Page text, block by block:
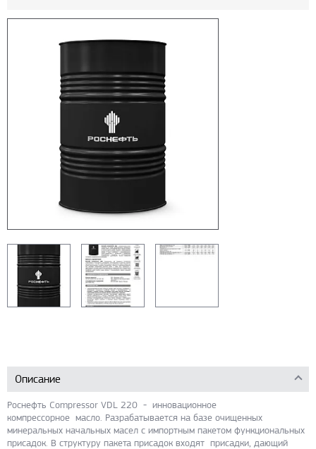
Описание
Роснефть Compressor VDL 220 - инновационное
компрессорное масло. Разрабатывается на базе очищенных
минеральных начальных масел с импортным пакетом функциональных
присадок. В структуру пакета присадок входят присадки, дающий